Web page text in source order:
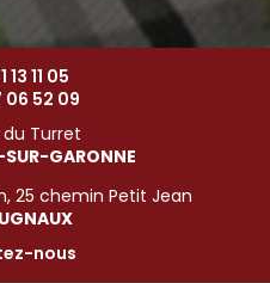
13 11 05
06 52 09
du Turret
GARONNE
25 chemin Petit Jean
nous